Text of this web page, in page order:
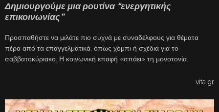
Δημιουργούμε μια ρουτίνα “ενεργητικής
επικοινωνίας”
Προσπαθήστε να μιλάτε πιο συχνά με συναδέλφους για θέματα
πέρα από τα επαγγελματικά, όπως χόμπι ή σχέδια για το
σαββατοκύριακο. Η κοινωνική επαφή «σπάει» τη μονοτονία.
vita.gr